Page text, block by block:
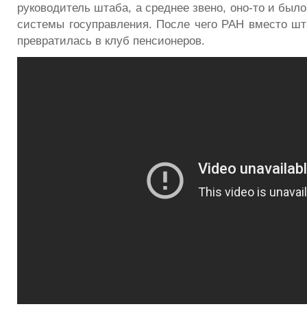
руководитель штаба, а среднее звено, оно-то и
системы госуправления. После чего РАН вместо
превратилась в клуб пенсионеров.